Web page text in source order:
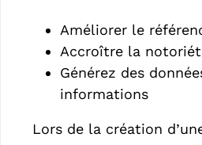
Améliorer le
Accroître la
Générez des
informations
Lors de la création